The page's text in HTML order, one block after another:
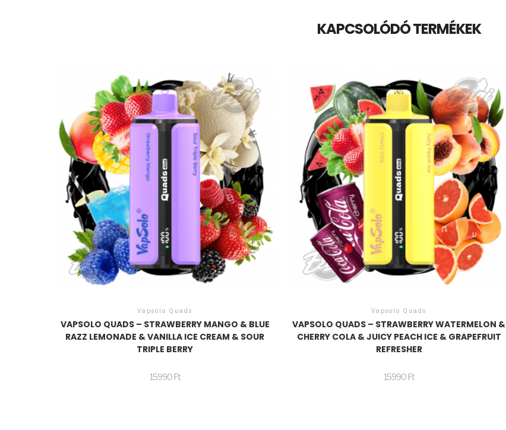
KAPCSOLÓDÓ TERMÉKEK
Vapsolo Quads
VAPSOLO QUADS – STRAWBERRY MANGO & BLUE
RAZZ LEMONADE & VANILLA ICE CREAM & SOUR
TRIPLE BERRY
15990 Ft
Vapsolo Quads
VAPSOLO QUADS – STRAWBERRY WATERMELON &
CHERRY COLA & JUICY PEACH ICE & GRAPEFRUIT
REFRESHER
15990 Ft